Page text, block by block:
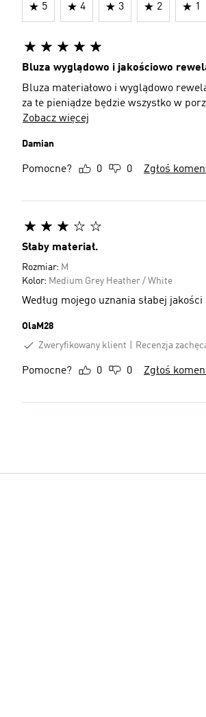
5 4 3 2 1
Bluza wyglądowo i jakościowo
Bluza materiałowo i wyglądowo
za te pieniądze będzie wszystko w
Zobacz więcej
Damian
Pomocne? 0 0 Zgłoś
Słaby materiał.
Rozmiar: M
Kolor: Medium Grey Heather / White
Według mojego uznania słabej
OlaM28
Zweryfikowany klient
Recenzja
Pomocne? 0 0 Zgłoś